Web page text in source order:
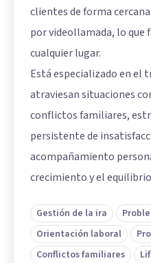
clientes de forma
por videollamada, lo que
cualquier lugar.
Está especializado en el
atraviesan situaciones
conflictos familiares,
persistente de
acompañamiento
crecimiento y el
Gestión de la ira
Orientación laboral
Conflictos familiares